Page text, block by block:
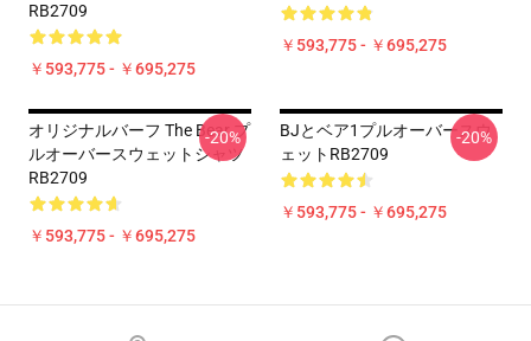
RB2709
￥593,775 - ￥695,275
￥593,775 - ￥695,275
オリジナルバーフ The Bear プ
ルオーバースウェットシャツ
RB2709
￥593,775 - ￥695,275
-20%
BJとベア1プルオーバースウ
ェットRB2709
￥593,775 - ￥695,275
-20%